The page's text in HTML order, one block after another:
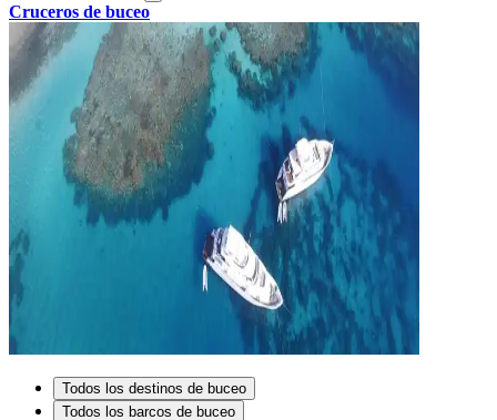
Cruceros de buceo
Todos los destinos de buceo
Todos los barcos de buceo